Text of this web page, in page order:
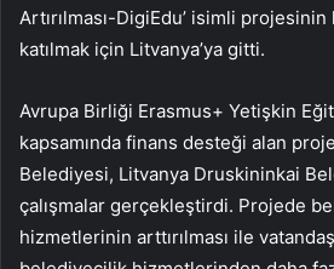
Artırılması-DigiEdu’ isimli projesinin
katılmak için Litvanya’ya gitti.
Avrupa Birliği Erasmus+ Yetişkin
kapsamında finans desteği alan
Belediyesi, Litvanya Druskininkai
çalışmalar gerçekleştirdi. Projede
hizmetlerinin arttırılması ile